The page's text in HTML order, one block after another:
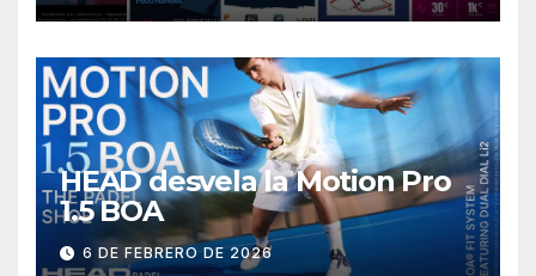
HEAD desvela la Motion Pro
1.5 BOA
6 DE FEBRERO DE 2026